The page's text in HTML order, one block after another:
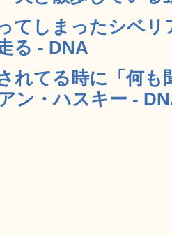
てしまったシベ
る - DNA
れてる時に「何も
ン・ハスキー -